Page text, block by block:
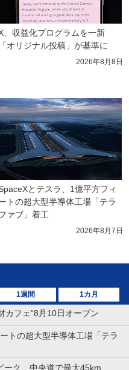
、収益化プログラムを一新
「オリジナル投稿」が基準に
2026年8月8日
とテスラ、1億平方フィ
トの超大型半導体工場「テラ
ァブ」着工
2026年8月7日
1週間 1カ月
カフェ”8月10日オープン
トの超大型半導体工場「テラ
ーク 中央道で最大45km